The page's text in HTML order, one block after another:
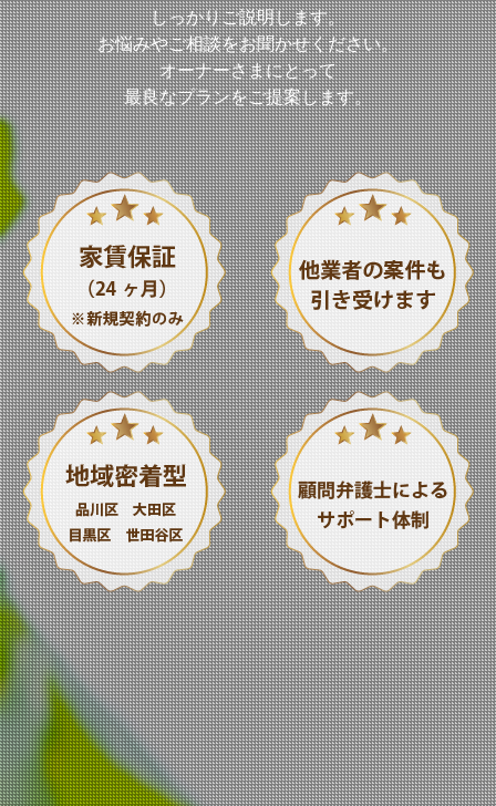
しっかりご説明します。
お悩みやご相談をお聞かせください。
オーナーさまにとって
最良なプランをご提案します。